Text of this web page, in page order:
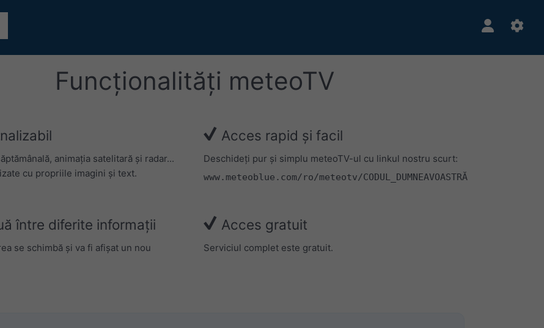
Funcționalități meteoTV
animația satelitară și radar...
cu propriile imagini și text.
Acces rapid și facil
Deschideți pur și simplu meteoTV-ul cu linkul nostru scurt:
www.meteoblue.com/ro/meteotv/CODUL_DUMNEAVOASTRĂ
între diferite informații
se schimbă și va fi afișat un nou
Acces gratuit
Serviciul complet este gratuit.